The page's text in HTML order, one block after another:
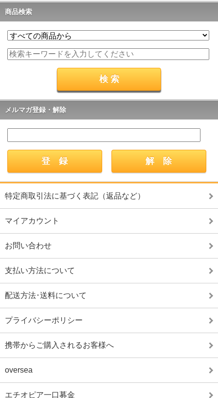
商品検索
メルマガ登録・解除
特定商取引法に基づく表記（返品など）
マイアカウント
お問い合わせ
支払い方法について
配送方法･送料について
プライバシーポリシー
携帯からご購入されるお客様へ
oversea
エチオピア一口募金